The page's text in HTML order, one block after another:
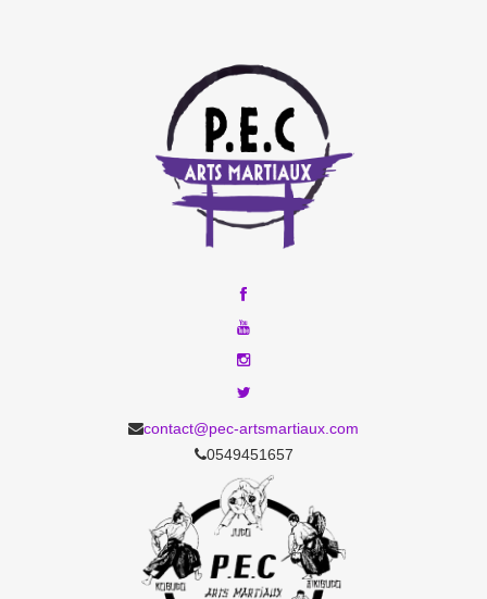
contact@pec-artsmartiaux.com
0549451657